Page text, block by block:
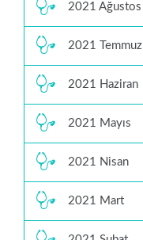
2021 Ağustos
2021 Temmuz
2021 Haziran
2021 Mayıs
2021 Nisan
2021 Mart